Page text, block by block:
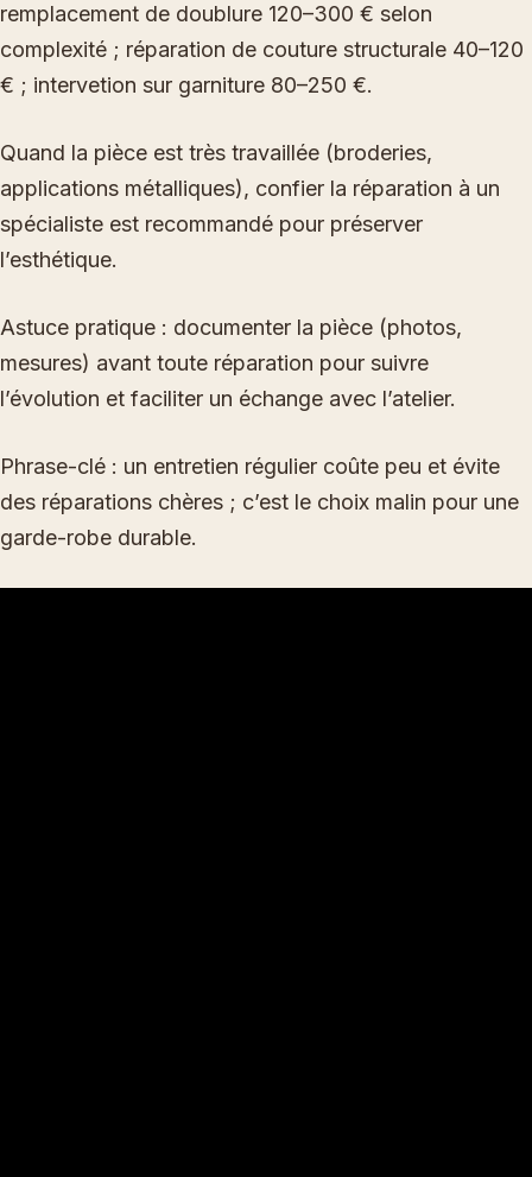
remplacement de doublure 120–300 € selon
complexité ; réparation de couture structurale 40–120
€ ; intervetion sur garniture 80–250 €.
Quand la pièce est très travaillée (broderies,
applications métalliques), confier la réparation à un
spécialiste est recommandé pour préserver
l’esthétique.
Astuce pratique : documenter la pièce (photos,
mesures) avant toute réparation pour suivre
l’évolution et faciliter un échange avec l’atelier.
Phrase-clé : un entretien régulier coûte peu et évite
des réparations chères ; c’est le choix malin pour une
garde-robe durable.